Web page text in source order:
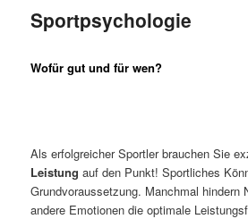
content
Sportpsychologie
Wofür gut und für wen?
Als erfolgreicher Sportler brauchen Sie
Leistung auf den Punkt! Sportliches
Grundvoraussetzung. Manchmal hindern
andere Emotionen die optimale